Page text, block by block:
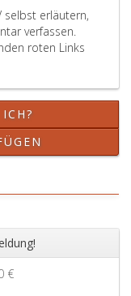
selbst erläutern,
verfassen.
roten Links
€